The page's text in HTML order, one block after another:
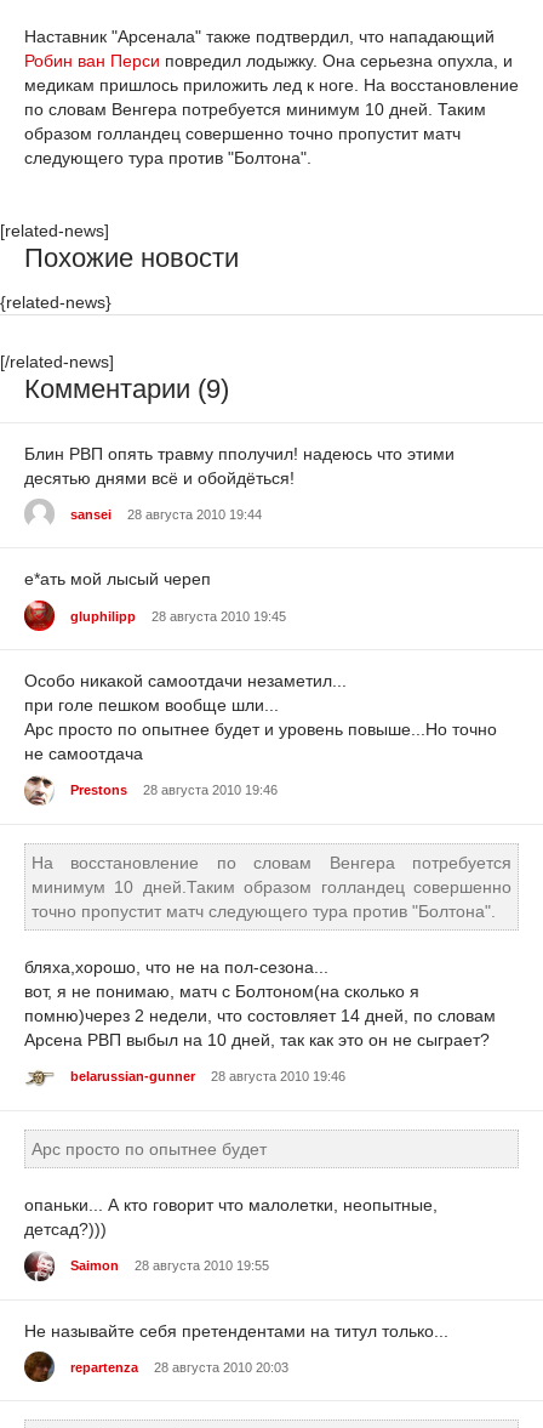
Наставник "Арсенала" также подтвердил, что нападающий
Робин ван Перси повредил лодыжку. Она серьезна опухла, и
медикам пришлось приложить лед к ноге. На восстановление
по словам Венгера потребуется минимум 10 дней. Таким
образом голландец совершенно точно пропустит матч
следующего тура против "Болтона".
[related-news]
Похожие новости
{related-news}
[/related-news]
Комментарии (9)
Блин РВП опять травму пполучил! надеюсь что этими
десятью днями всё и обойдёться!
sansei 28 августа 2010 19:44
е*ать мой лысый череп
gluphilipp 28 августа 2010 19:45
Особо никакой самоотдачи незаметил...
при голе пешком вообще шли...
Арс просто по опытнее будет и уровень повыше...Но точно
не самоотдача
Prestons 28 августа 2010 19:46
На восстановление по словам Венгера потребуется
минимум 10 дней.Таким образом голландец совершенно
точно пропустит матч следующего тура против "Болтона".
бляха,хорошо, что не на пол-сезона...
вот, я не понимаю, матч с Болтоном(на сколько я
помню)через 2 недели, что состовляет 14 дней, по словам
Арсена РВП выбыл на 10 дней, так как это он не сыграет?
belarussian-gunner 28 августа 2010 19:46
Арс просто по опытнее будет
опаньки... А кто говорит что малолетки, неопытные,
детсад?)))
Saimon 28 августа 2010 19:55
Не называйте себя претендентами на титул только...
repartenza 28 августа 2010 20:03